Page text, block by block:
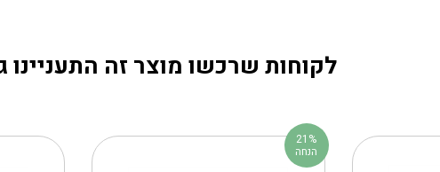
לקוחות שרכשו מוצר זה
21%
הנחה